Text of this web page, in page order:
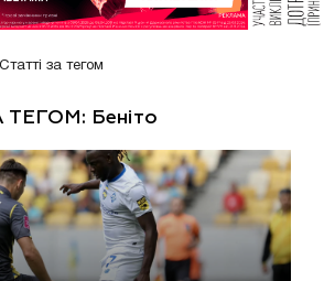
Статті за тегом
ТЕГОМ: Беніто